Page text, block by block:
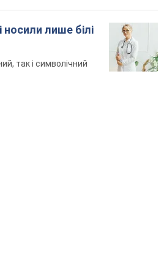
лише білі
так і символічний